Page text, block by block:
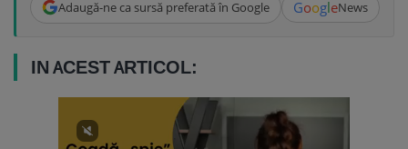
Adaugă-ne ca sursă preferată în Google GoogleNews
IN ACEST ARTICOL: